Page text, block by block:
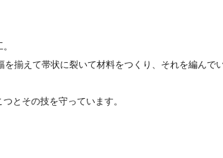
揃えて帯状に裂いて材料をつくり、それを編んで
とその技を守っています。